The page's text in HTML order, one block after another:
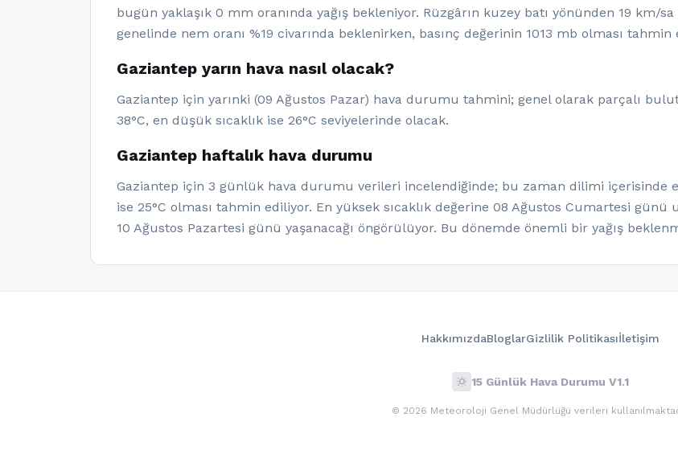
bugün yaklaşık 0 mm oranında yağış bekleniyor. Rüzgârın kuzey batı yönünden 19 km/
genelinde nem oranı %19 civarında beklenirken, basınç değerinin 1013 mb olması tahmin
Gaziantep yarın hava nasıl olacak?
Gaziantep için yarınki (09 Ağustos Pazar) hava durumu tahmini; genel olarak parçalı
38°C, en düşük sıcaklık ise 26°C seviyelerinde olacak.
Gaziantep haftalık hava durumu
Gaziantep için 3 günlük hava durumu verileri incelendiğinde; bu zaman dilimi içerisinde en
ise 25°C olması tahmin ediliyor. En yüksek sıcaklık değerine 08 Ağustos Cumartesi günü
10 Ağustos Pazartesi günü yaşanacağı öngörülüyor. Bu dönemde önemli bir yağış
HakkımızdaBloglarGizlilik Politikasıİletişim
wb_sunny 15 Günlük Hava Durumu V1.1
© 2026 Meteoroloji Genel Müdürlüğü verileri